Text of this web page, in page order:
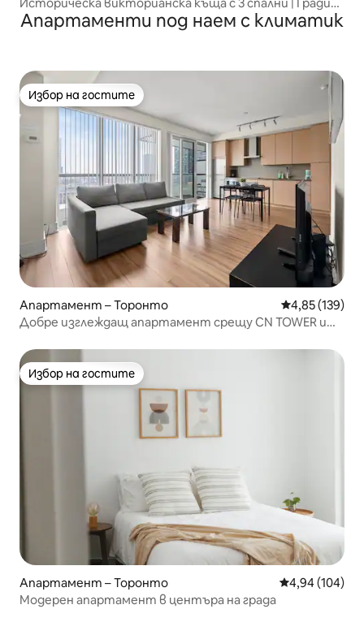
с барбекю и безплатен паркинг
Апартаменти под наем с климатик
Избор на гостите
Избор на гостите
Апартамент – Торонто Средна
4,85 (139)
Добре изглеждащ апартамент срещу CN TOWER и
Избор на гостите
Избор на гостите
Апартамент – Торонто Средна
4,94 (104)
Модерен апартамент в центъра на града